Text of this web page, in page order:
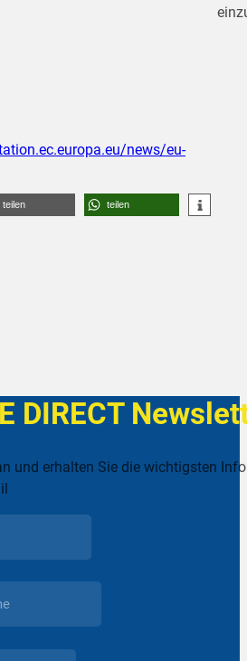
news/eu-
teilen teilen
DIRECT
und erhalten Sie die wichtigsten